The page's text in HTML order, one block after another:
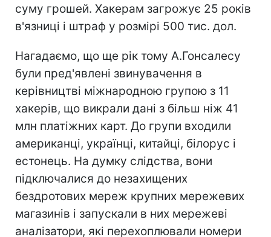
суму грошей. Хакерам загрожує 25 років
в'язниці і штраф у розмірі 500 тис. дол.
Нагадаємо, що ще рік тому А.Гонсалесу
були пред'явлені звинувачення в
керівництві міжнародною групою з 11
хакерів, що викрали дані з більш ніж 41
млн платіжних карт. До групи входили
американці, українці, китайці, білорус і
естонець. На думку слідства, вони
підключалися до незахищених
бездротових мереж крупних мережевих
магазинів і запускали в них мережеві
аналізатори, які перехоплювали номери